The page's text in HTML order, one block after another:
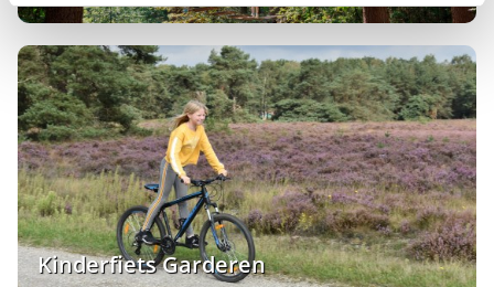
Kinderfiets Garderen